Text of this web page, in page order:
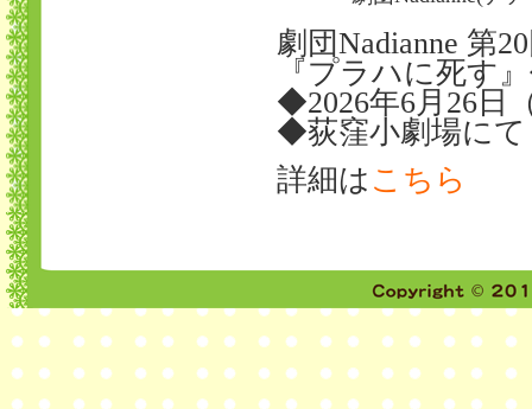
劇団Nadianne 第
『プラハに死す
◆2026年6月26日
◆荻窪小劇場にて
詳細は こちら